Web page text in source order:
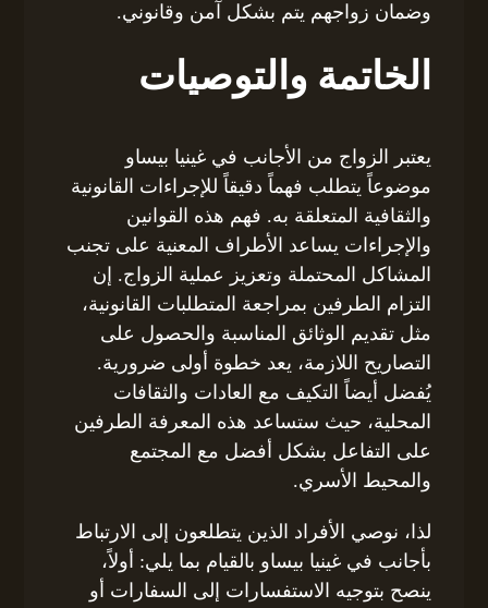
وضمان زواجهم يتم بشكل آمن وقانوني.
الخاتمة والتوصيات
يعتبر الزواج من الأجانب في غينيا بيساو
موضوعاً يتطلب فهماً دقيقاً للإجراءات القانونية
والثقافية المتعلقة به. فهم هذه القوانين
والإجراءات يساعد الأطراف المعنية على تجنب
المشاكل المحتملة وتعزيز عملية الزواج. إن
التزام الطرفين بمراجعة المتطلبات القانونية،
مثل تقديم الوثائق المناسبة والحصول على
التصاريح اللازمة، يعد خطوة أولى ضرورية.
يُفضل أيضاً التكيف مع العادات والثقافات
المحلية، حيث ستساعد هذه المعرفة الطرفين
على التفاعل بشكل أفضل مع المجتمع
والمحيط الأسري.
لذا، نوصي الأفراد الذين يتطلعون إلى الارتباط
بأجانب في غينيا بيساو بالقيام بما يلي: أولاً،
ينصح بتوجيه الاستفسارات إلى السفارات أو